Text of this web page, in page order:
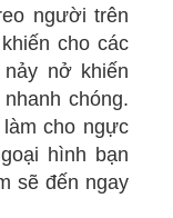
người trên
cho các
nở khiến
chóng.
cho ngực
hình bạn
sẽ đến ngay